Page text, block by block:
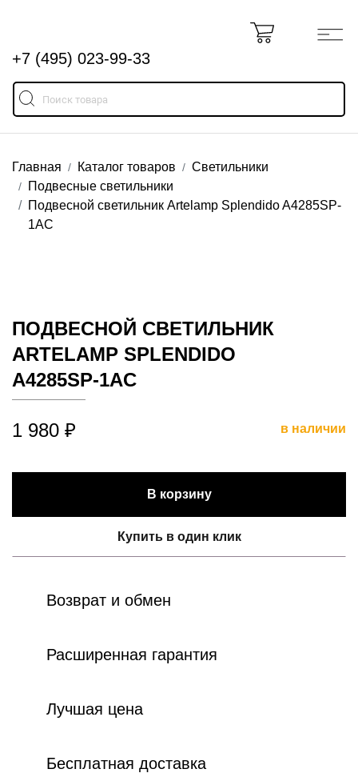
+7 (495) 023-99-33
Главная Каталог товаров
Светильники
Подвесные светильники
Подвесной светильник Artelamp Splendido A4285SP-
1AC
ПОДВЕСНОЙ СВЕТИЛЬНИК
ARTELAMP SPLENDIDO
A4285SP-1AC
1 980 ₽ в наличии
В корзину
Купить в один клик
Возврат и обмен
Расширенная гарантия
Лучшая цена
Бесплатная доставка